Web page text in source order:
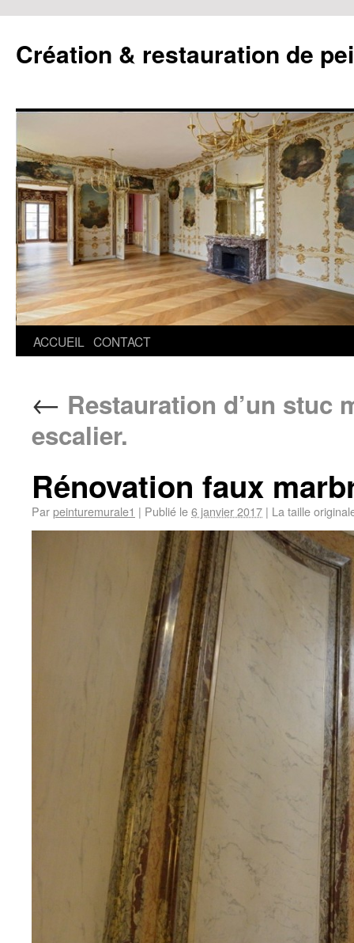
Création & restauration de
ACCUEIL CONTACT
← Restauration d’un stuc
escalier.
Rénovation faux
Parpeinturemurale1 | Publié le6 janvier 2017 | La taille